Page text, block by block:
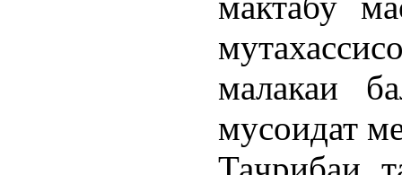
малакаи
мусоидат